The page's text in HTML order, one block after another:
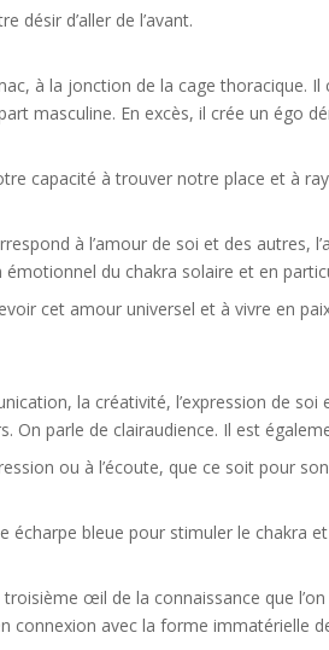
désir d’aller de l’avant.
à la jonction de la cage thoracique.
masculine. En excès, il crée un égo
capacité à trouver notre place et à
à l’amour de soi et des autres,
du chakra solaire et en
cet amour universel et à vivre en
la créativité, l’expression de
On parle de clairaudience. Il est
ou à l’écoute, que ce soit pour
écharpe bleue pour stimuler le chakra
œil de la connaissance que
connexion avec la forme immatérielle